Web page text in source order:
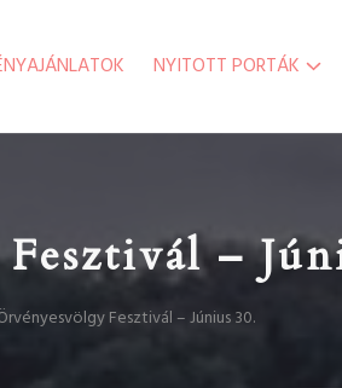
NYITOTT PORTÁK
–
Fesztivál – Június 30.